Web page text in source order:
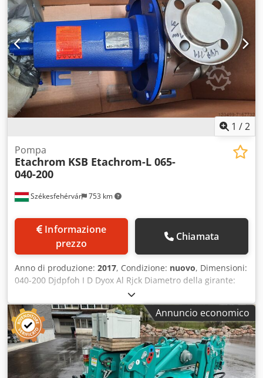
1 /2
Székesfehérvár 753 km
Pompa
Etachrom KSB Etachrom-L 065-
040-200
prezzo
Chiamata
Anno di produzione: 2017, Condizione: nuovo, Dimensioni:
040-200 Djdpfoh I D Dyox Al Rjck Diametro della girante:
190 mm Portata: 32 m3/h Prevalenza: 51,00 m
Annuncio economico